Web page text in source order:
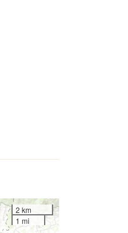
2 km
1 mi